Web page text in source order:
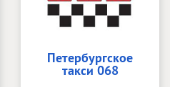
Петербургское
такси 068